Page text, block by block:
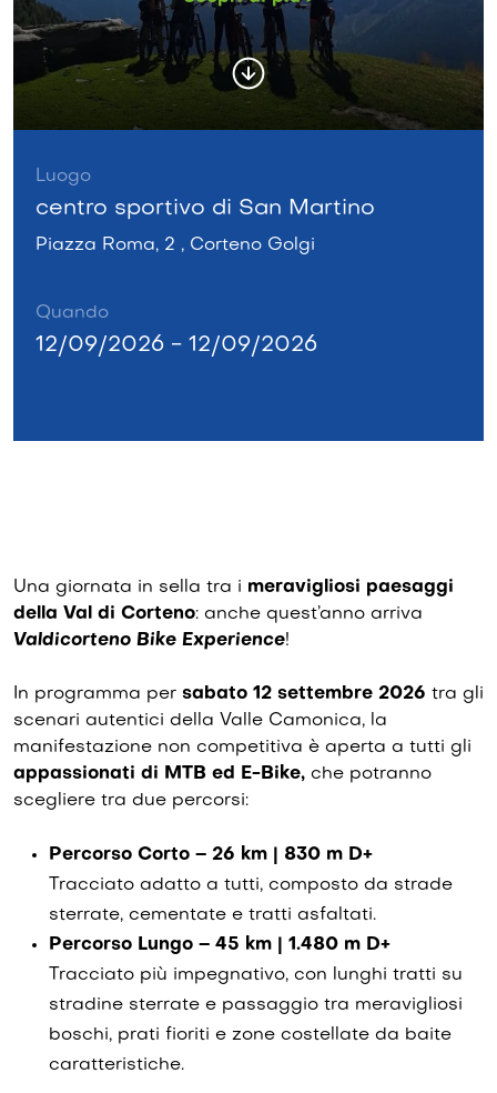
Luogo
centro sportivo di San Martino
Piazza Roma, 2 , Corteno Golgi
Quando
12/09/2026 - 12/09/2026
Una giornata in sella tra i meravigliosi paesaggi
della Val di Corteno: anche quest’anno arriva
Valdicorteno Bike Experience!
In programma per sabato 12 settembre 2026 tra gli
scenari autentici della Valle Camonica, la
manifestazione non competitiva è aperta a tutti gli
appassionati di MTB ed E-Bike, che potranno
scegliere tra due percorsi:
Percorso Corto – 26 km | 830 m D+
Tracciato adatto a tutti, composto da strade
sterrate, cementate e tratti asfaltati.
Percorso Lungo – 45 km | 1.480 m D+
Tracciato più impegnativo, con lunghi tratti su
stradine sterrate e passaggio tra meravigliosi
boschi, prati fioriti e zone costellate da baite
caratteristiche.